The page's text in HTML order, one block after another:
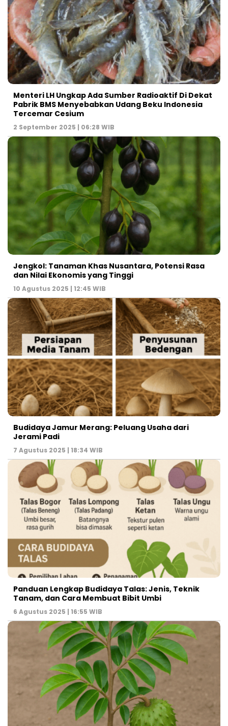
Menteri LH Ungkap Ada Sumber Radioaktif Di Dekat
Pabrik BMS Menyebabkan Udang Beku Indonesia
Tercemar Cesium
2 September 2025 | 06:28 WIB
Jengkol: Tanaman Khas Nusantara, Potensi Rasa
dan Nilai Ekonomis yang Tinggi
10 Agustus 2025 | 12:45 WIB
Budidaya Jamur Merang: Peluang Usaha dari
Jerami Padi
7 Agustus 2025 | 18:34 WIB
Panduan Lengkap Budidaya Talas: Jenis, Teknik
Tanam, dan Cara Membuat Bibit Umbi
6 Agustus 2025 | 16:55 WIB